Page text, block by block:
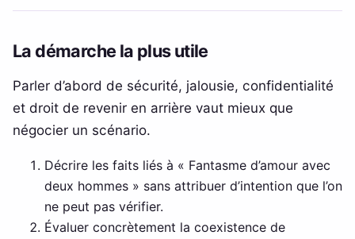
La démarche la plus utile
Parler d’abord de sécurité, jalousie, confidentialité
et droit de revenir en arrière vaut mieux que
négocier un scénario.
Décrire les faits liés à « Fantasme d’amour avec
deux hommes » sans attribuer d’intention que l’on
ne peut pas vérifier.
Évaluer concrètement la coexistence de